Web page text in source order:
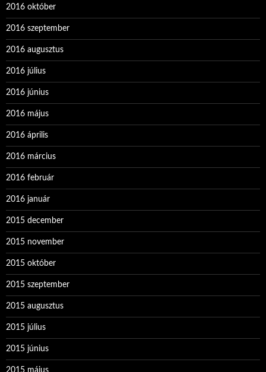
2016 október
2016 szeptember
2016 augusztus
2016 július
2016 június
2016 május
2016 április
2016 március
2016 február
2016 január
2015 december
2015 november
2015 október
2015 szeptember
2015 augusztus
2015 július
2015 június
2015 május